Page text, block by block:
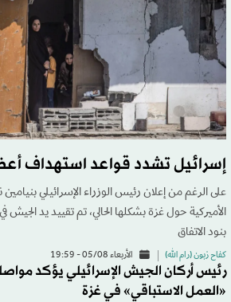
إسرائيل تشدد قواعد استهداف
على الرغم من إعلان رئيس الوزراء الإسرائيلي
الأميركية حول غزة بشكلها الحالي، تم تقييد يد الجيش
بنود الاتفاق
كفاح زبون (رام الله) الأربعاء 05/08 - 19:59
رئيس أركان الجيش الإسرائيلي يؤكد
«العمل الاستباقي» في غزة